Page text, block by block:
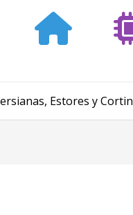
Estores y